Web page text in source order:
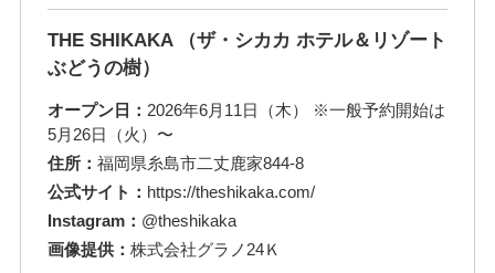
THE SHIKAKA （ザ・シカカ ホテル＆リゾート
ぶどうの樹）
オープン日： 2026年6月11日（木） ※一般予約開始は
5月26日（火）〜
住所： 福岡県糸島市二丈鹿家844-8
公式サイト： https://theshikaka.com/
Instagram： @theshikaka
画像提供： 株式会社グラノ24Ｋ